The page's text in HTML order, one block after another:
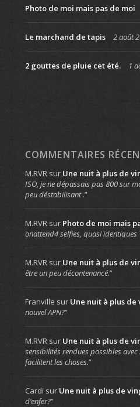
Photo de moi mais pas de moi
Le marchand de tapis 2 août
2 gouttes de pluie cet été. 1
COMMENTAIRES
M.RVRsur Une nuit à plus de
ISO, je ne dépassais pas 800 sur
peu déstabilisant .”
M.RVRsur Photo de moi mais
onattend4 selfies, quasi
M.RVRsur Une nuit à plus de
être un peu décontenancé.”
Franville sur Une nuit à plus
nouvel APN?”
M.RVRsur Une nuit à plus de
sensibilités rendues possibles
facilitent les choses.”
Cardi sur Une nuit à plus de
d’enfer?”